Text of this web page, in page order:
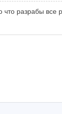
разрабы